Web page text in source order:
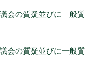
会の質疑並びに一般質
会の質疑並びに一般質